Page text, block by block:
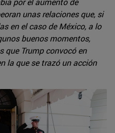
unas relaciones que, si
en el caso de México, a lo
buenos momentos,
que Trump convocó en
la que se trazó un acción